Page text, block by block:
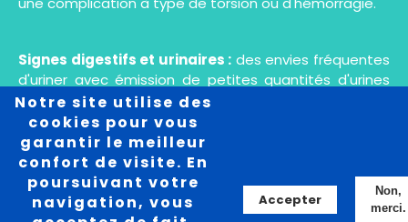
Signes digestifs et urinaires : des envies fréquentes
d'uriner avec émission de petites quantités d'urines
(pollakiurie) et des troubles intestinaux à type de
nausées ou de constipation peuvent être présents en
cas de compression des organes de la région
pelvienne par le kyste.
Distension abdominale : cette distension peut être
Notre site utilise des
cookies pour vous
garantir le meilleur
confort de visite. En
poursuivant votre
navigation, vous
Accepter
Non,
merci.